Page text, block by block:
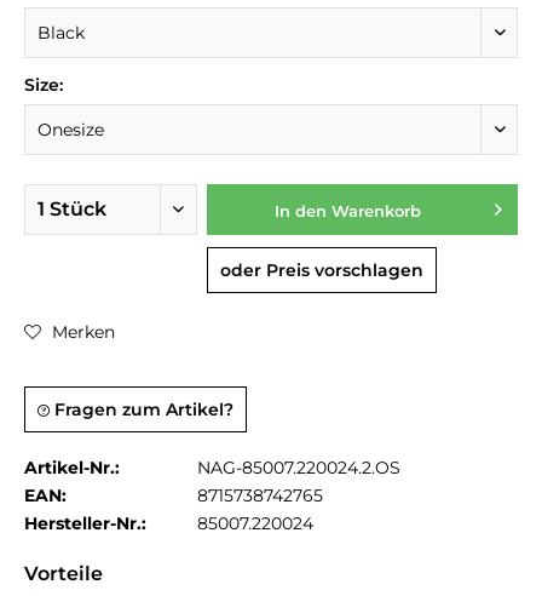
Size:
In den Warenkorb
oder Preis vorschlagen
Merken
Fragen zum Artikel?
Artikel-Nr.:
NAG-85007.220024.2.OS
EAN:
8715738742765
Hersteller-Nr.:
85007.220024
Vorteile